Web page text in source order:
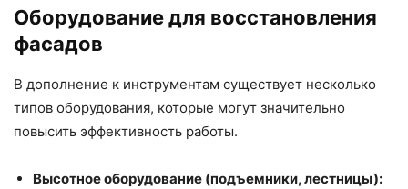
Оборудование для восстановления
фасадов
В дополнение к инструментам существует несколько
типов оборудования, которые могут значительно
повысить эффективность работы.
Высотное оборудование (подъемники, лестницы):